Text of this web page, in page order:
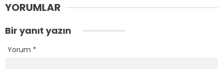
YORUMLAR
Bir yanıt yazın
Yorum *